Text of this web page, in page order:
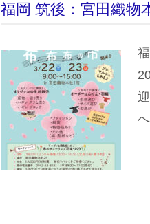
福岡 筑後：宮田織物